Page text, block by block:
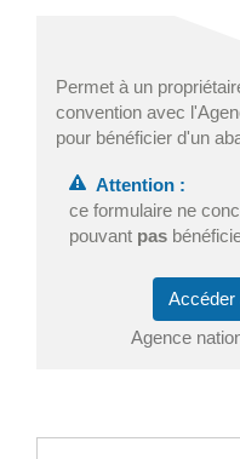
Permet à un
convention avec
pour bénéficier d'un
Attention :
ce formulaire ne
pouvant pas
Agence